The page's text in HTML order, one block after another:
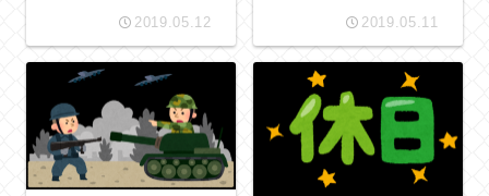
2019.05.12
2019.05.11